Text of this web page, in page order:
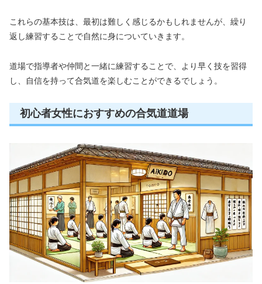
これらの基本技は、最初は難しく感じるかもしれませんが、繰り
返し練習することで自然に身についていきます。
道場で指導者や仲間と一緒に練習することで、より早く技を習得
し、自信を持って合気道を楽しむことができるでしょう。
初心者女性におすすめの合気道道場